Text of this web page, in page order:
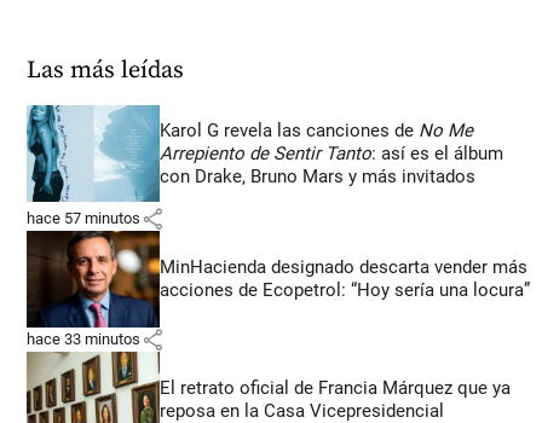
Las más leídas
Karol G revela las canciones de No Me
Arrepiento de Sentir Tanto: así es el álbum
con Drake, Bruno Mars y más invitados
hace 57 minutos share
MinHacienda designado descarta vender más
acciones de Ecopetrol: “Hoy sería una locura”
hace 33 minutos share
El retrato oficial de Francia Márquez que ya
reposa en la Casa Vicepresidencial